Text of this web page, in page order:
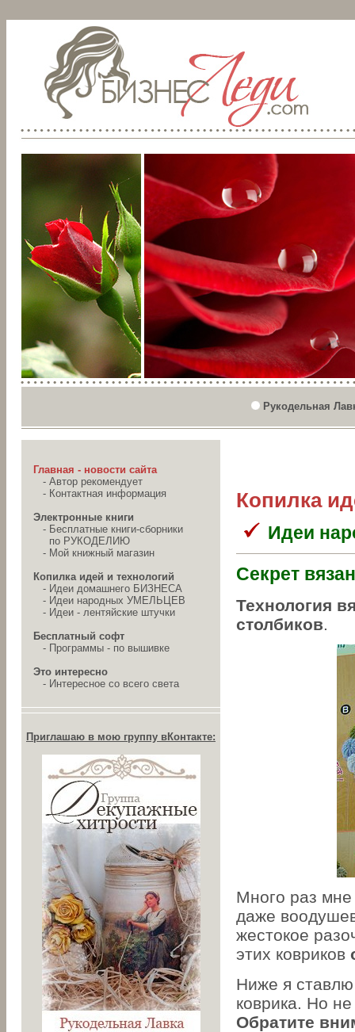
Рукодельная
Главная - новости сайта
- Автор рекомендует
- Контактная информация
Электронные книги
- Бесплатные книги-сборники
по РУКОДЕЛИЮ
- Мой книжный магазин
Копилка идей и технологий
- Идеи домашнего БИЗНЕСА
- Идеи народных УМЕЛЬЦЕВ
- Идеи - лентяйские штучки
Бесплатный софт
- Программы - по вышивке
Это интересно
- Интересное со всего света
Приглашаю в мою группу вКонтакте:
Копилка
Идеи
Секрет
Технология
столбиков.
Много раз мне
даже
жестокое
этих ковриков
Ниже я ставлю
коврика. Но
Обратите